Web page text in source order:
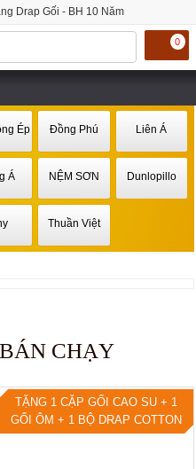
Drap Gối - BH 10 Năm
0
Ép Đồng Phú Liên Á
Á NỆM SƠN Dunlopillo
Thuần Việt
CHẠY
TẶNG 1 CẶP GỐI CAO SU + 1
GỐI ÔM + 1 BỘ DRAP COTTON